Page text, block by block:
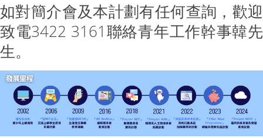
如對簡介會及本計劃有任何查詢，歡迎
致電3422 3161聯絡青年工作幹事韓先
生。